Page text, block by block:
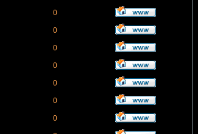
0
0
0
0
0
0
0